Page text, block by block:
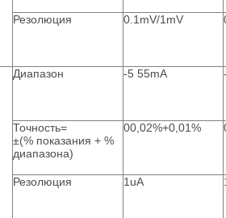
Резолюция 0.1mV/1mV
Диапазон -5 55mA
Точность=
±(% показания + %
диапазона)
00,02%+0,01%
Резолюция 1uA